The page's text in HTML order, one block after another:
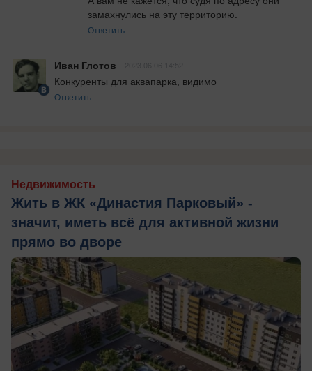
замахнулись на эту территорию.
Ответить
Иван Глотов
Конкуренты для аквапарка, видимо
Ответить
Недвижимость
Жить в ЖК «Династия Парковый» -
значит, иметь всё для активной жизни
прямо во дворе